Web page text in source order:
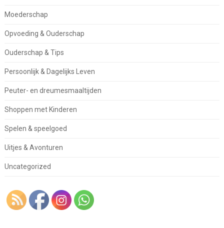
Moederschap
Opvoeding & Ouderschap
Ouderschap & Tips
Persoonlijk & Dagelijks Leven
Peuter- en dreumesmaaltijden
Shoppen met Kinderen
Spelen & speelgoed
Uitjes & Avonturen
Uncategorized